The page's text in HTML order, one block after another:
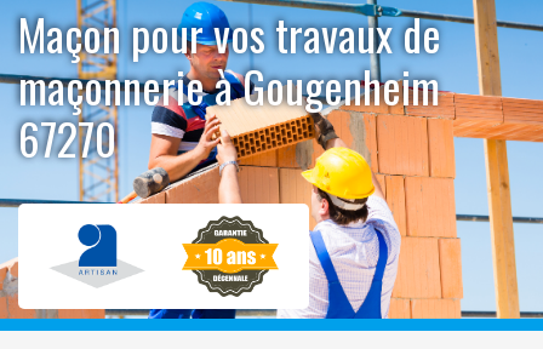
Maçon pour vos travaux de
maçonnerie à Gougenheim
67270